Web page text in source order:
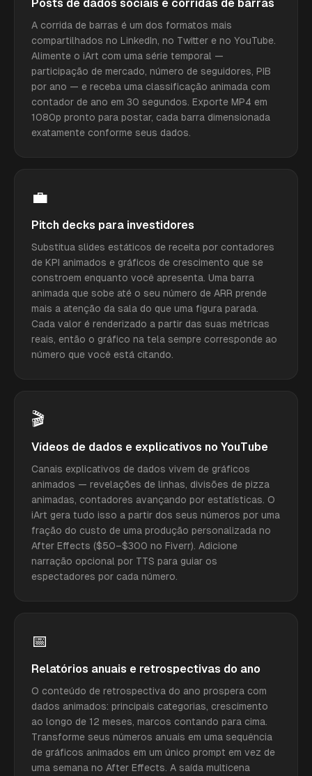
Posts de dados sociais e corridas de barras
A corrida de barras é um dos formatos mais
compartilhados no LinkedIn, no Twitter e no YouTube.
Alimente o iArt com uma série temporal —
participação de mercado, número de seguidores, PIB
por ano — e receba uma classificação animada com
contador de ano em 30 segundos. Exporte MP4 em
1080p pronto para postar, cada barra dimensionada
exatamente conforme seus dados.
💼
Pitch decks para investidores
Substitua slides estáticos de receita por contadores
de KPI animados e gráficos de crescimento que se
constroem enquanto você apresenta. Uma barra
animada que sobe até o seu número de ARR prende
mais a atenção da sala do que uma figura parada.
Cada valor é renderizado a partir das suas métricas
reais, então o gráfico na tela sempre corresponde ao
número que você está citando.
🎬
Vídeos de dados e explicativos no YouTube
Canais explicativos de dados vivem de gráficos
animados — revelações de linhas, divisões de pizza
animadas, contadores avançando por estatísticas. O
iArt gera tudo isso a partir dos seus números por uma
fração do custo de uma produção personalizada no
After Effects ($50–$300 no Fiverr). Adicione
narração opcional por TTS para guiar os
espectadores por cada número.
📅
Relatórios anuais e retrospectivas do ano
O conteúdo de retrospectiva do ano prospera com
dados animados: principais categorias, crescimento
ao longo de 12 meses, marcos contando para cima.
Transforme seus números anuais em uma sequência
de gráficos animados em um único prompt em vez de
uma semana no After Effects. A saída multicena